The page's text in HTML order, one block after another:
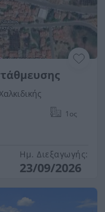
1ος
Ημ. Διεξαγωγής:
23/09/2026